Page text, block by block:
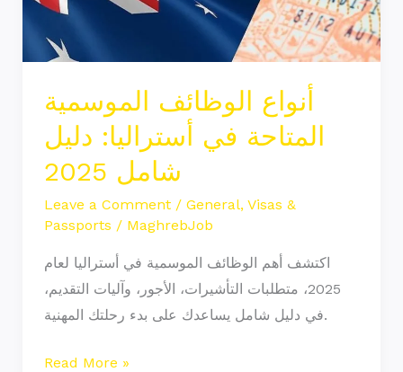
أنواع الوظائف الموسمية
المتاحة في أستراليا: دليل
شامل 2025
Leave a Comment / General, Visas &
Passports / MaghrebJob
اكتشف أهم الوظائف الموسمية في أستراليا لعام
2025، متطلبات التأشيرات، الأجور، وآليات التقديم،
في دليل شامل يساعدك على بدء رحلتك المهنية.
أستراليا:
دليل
2025
Read More »